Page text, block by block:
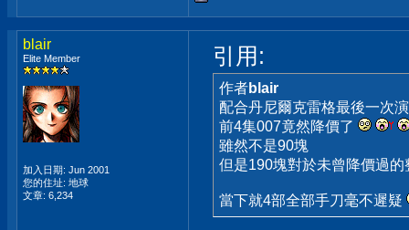
blair
Elite Member
加入日期: Jun 2001
您的住址: 地球
文章: 6,234
引用:
作者blair
配合丹尼爾克雷格最後一次
前4集007竟然降價了
雖然不是90塊
但是190塊對於未曾降價過
當下就4部全部手刀毫不遲疑